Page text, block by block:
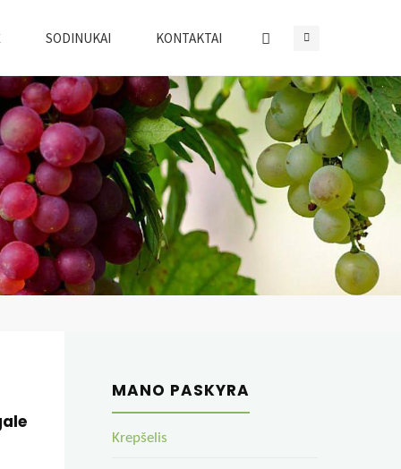
SODINUKAI KONTAKTAI
MANO PASKYRA
Krepšelis